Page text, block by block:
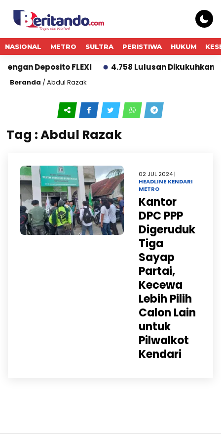
NASIONAL METRO SULTRA PERISTIWA HUKUM
Deposito FLEXI 4.758 Lulusan Dikukuhkan,
Beranda /Abdul Razak
Tag : Abdul Razak
02 JUL 2024 |
HEADLINE KENDARI
METRO
Kantor
DPC PPP
Digeruduk
Tiga
Sayap
Partai,
Kecewa
Lebih Pilih
Calon Lain
untuk
Pilwalkot
Kendari